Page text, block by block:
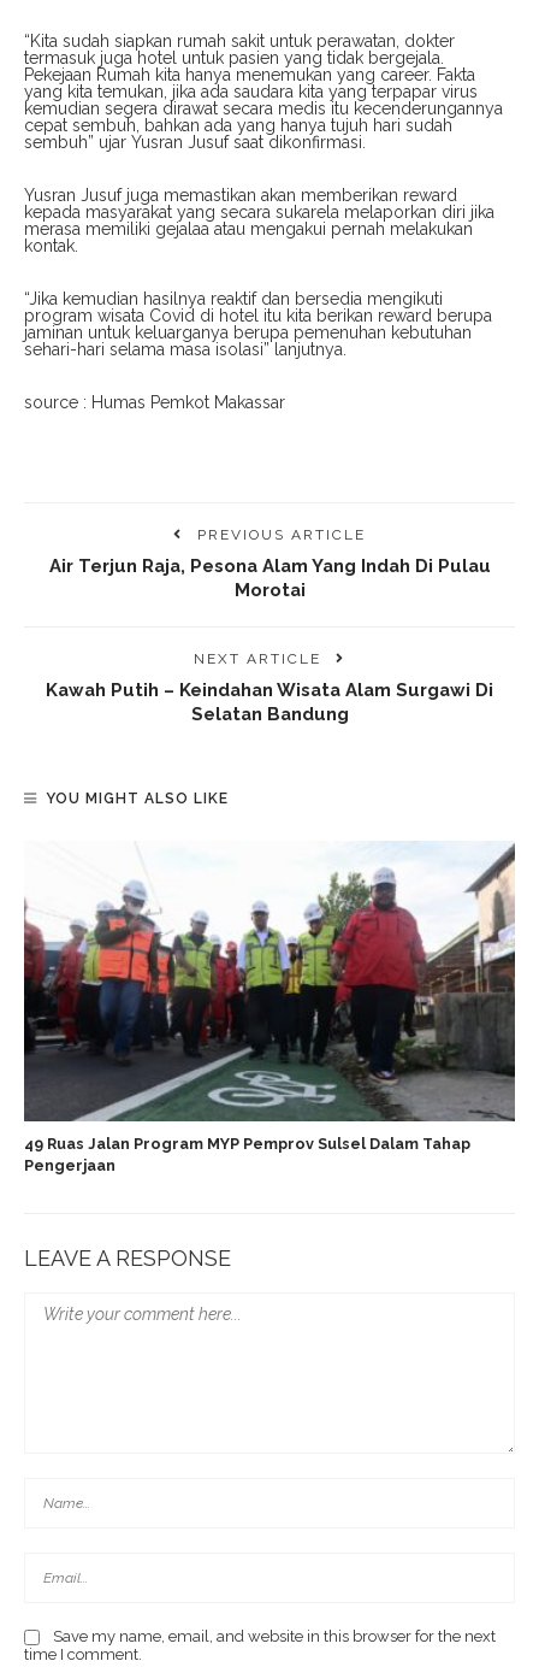
“Kita sudah siapkan rumah sakit untuk perawatan, dokter
termasuk juga hotel untuk pasien yang tidak bergejala.
Pekejaan Rumah kita hanya menemukan yang career. Fakta
yang kita temukan, jika ada saudara kita yang terpapar virus
kemudian segera dirawat secara medis itu kecenderungannya
cepat sembuh, bahkan ada yang hanya tujuh hari sudah
sembuh” ujar Yusran Jusuf saat dikonfirmasi.
Yusran Jusuf juga memastikan akan memberikan reward
kepada masyarakat yang secara sukarela melaporkan diri jika
merasa memiliki gejalaa atau mengakui pernah melakukan
kontak.
“Jika kemudian hasilnya reaktif dan bersedia mengikuti
program wisata Covid di hotel itu kita berikan reward berupa
jaminan untuk keluarganya berupa pemenuhan kebutuhan
sehari-hari selama masa isolasi” lanjutnya.
source : Humas Pemkot Makassar
PREVIOUS ARTICLE
Air Terjun Raja, Pesona Alam Yang Indah Di Pulau
Morotai
NEXT ARTICLE
Kawah Putih – Keindahan Wisata Alam Surgawi Di
Selatan Bandung
YOU MIGHT ALSO LIKE
49 Ruas Jalan Program MYP Pemprov Sulsel Dalam Tahap
Pengerjaan
LEAVE A RESPONSE
Save my name, email, and website in this browser for the next
time I comment.